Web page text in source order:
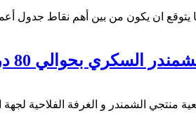
يتوقع ان يكون من بين أهم نقاط
بحوالي 80 درهم في الطن
منتجي الشمندر و الغرفة